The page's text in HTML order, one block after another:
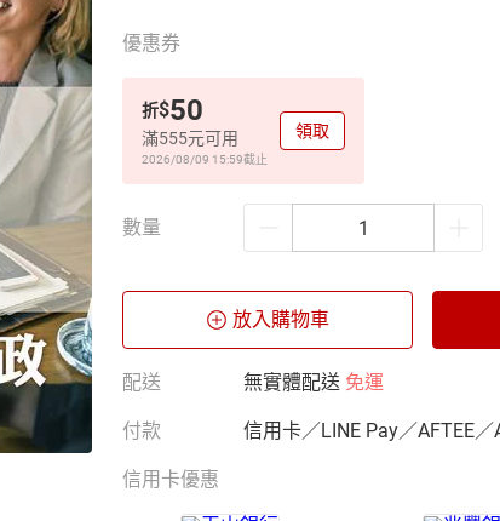
優惠券
折$50
滿555元可用
2026/08/09 15:59截止
領取
數量
放入購物車
配送 無實體配送 免運
付款 信用卡／LINE Pay／AFTEE／
信用卡優惠